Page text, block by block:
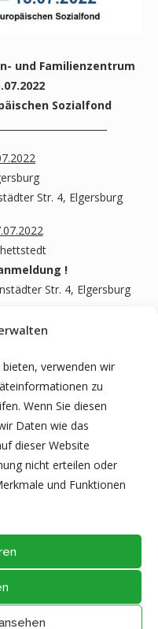
verwenden wir
zu
Wenn Sie diesen
Daten wie das
dieser Website
nicht erteilen oder
und Funktionen
und Familienzentrum
Sozialfond
Str. 4, Elgersburg
!
Str. 4, Elgersburg
Str. 4, Elgersburg
Str. 4, Elgersburg
29 233
durchGemeinde Geratal
Transparenzportal